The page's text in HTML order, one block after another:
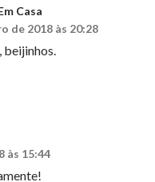
Casa
de 2018 às 20:28
às 15:44